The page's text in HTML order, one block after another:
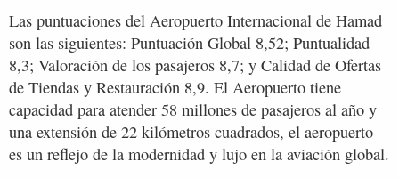
Las puntuaciones del Aeropuerto Internacional de Hamad
son las siguientes: Puntuación Global 8,52; Puntualidad
8,3; Valoración de los pasajeros 8,7; y Calidad de Ofertas
de Tiendas y Restauración 8,9. El Aeropuerto tiene
capacidad para atender 58 millones de pasajeros al año y
una extensión de 22 kilómetros cuadrados, el aeropuerto
es un reflejo de la modernidad y lujo en la aviación global.